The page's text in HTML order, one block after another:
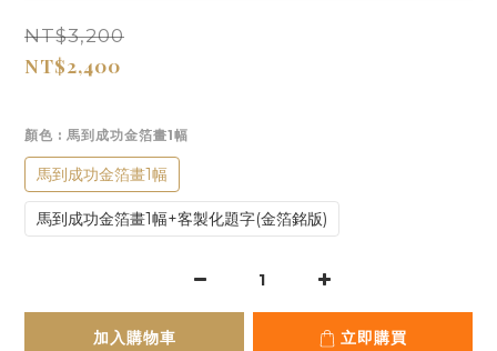
NT$3,200
NT$2,400
顏色 : 馬到成功金箔畫1幅
馬到成功金箔畫1幅
馬到成功金箔畫1幅+客製化題字(金箔銘版)
加入購物車 立即購買